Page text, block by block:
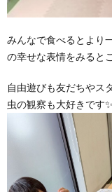
みんなで食べるとより
の幸せな表情をみると
自由遊びも友だちやス
虫の観察も大好きです✨